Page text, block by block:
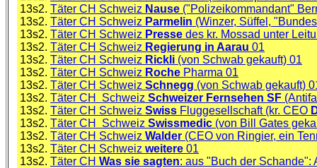
13s2. Täter CH Schweiz Nause ("Polizeikommandant"
13s2. Täter CH Schweiz Parmelin (Winzer, Süffel,
13s2. Täter CH Schweiz Presse des kr. Mossad unter
13s2. Täter CH Schweiz Regierung in Aarau 01
13s2. Täter CH Schweiz Rickli (von Schwab gekauft) 01
13s2. Täter CH Schweiz Roche Pharma 01
13s2. Täter CH Schweiz Schnegg (von Schwab gekauft)
13s2. Täter CH Schweiz Schweizer Fernsehen SF
13s2. Täter CH Schweiz Swiss Fluggesellschaft (kr. CEO
13s2. Täter CH Schweiz Swissmedic (von Bill Gates
13s2. Täter CH Schweiz Walder (CEO von Ringier, ein
13s2. Täter CH Schweiz weitere 01
13s2. Täter CH Was sie sagten: aus "Buch der Schande":